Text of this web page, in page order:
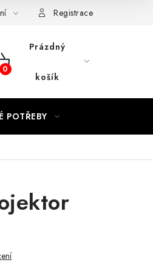
údajů Moje objednávka
Registrace
Prázdný
košík
POTŘEBY